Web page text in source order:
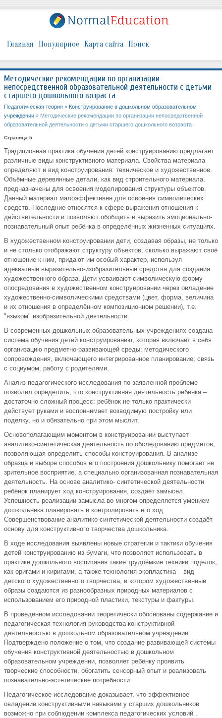
Главная Популярное Карта сайта Поиск
Методические рекомендации по организации
непосредственной образовательной деятельности с детьми
старшего дошкольного возраста
Педагогическая теория » Конструирование в дошкольном образовательном
учреждении » Методические рекомендации по организации непосредственной
образовательной деятельности с детьми старшего дошкольного возраста
Страница 5
Традиционная практика обучения детей конструированию предлагает
различные виды конструктивного материала. Свойства материала
определяют и вид конструирования: техническое и художественное.
Объёмные деревянные детали, как вид строительного материала,
предназначены для освоения моделирования структуры объектов.
Данный материал малоэффективен для освоения символических
средств. Последние относятся к сфере выражения отношения к
действительности и позволяют обобщить и выразить эмоционально-
познавательный опыт ребёнка в определённых жизненных ситуациях.
В художественном конструировании дети, создавая образы, не только
и не столько отображают структуру объектов, сколько выражают своё
отношение к ним, придают им особый характер, используя
адекватные выразительно-изобразительные средства для создания
художественного образа. Дети усваивают символическую форму
опосредования в художественном конструировании через овладение
художественно-символическими средствами (цвет, форма, величина
и их отношения в определённом композиционном решении), т.е.
"языком" изобразительной деятельности.
В современных дошкольных образовательных учреждениях создана
система обучения детей конструированию, которая включает в себя
организацию предметно-развивающей среды; методического
сопровождения, включающего интегрированное планирование; связь
с социумом; работу с родителями.
Анализ педагогического исследования по заявленной проблеме
позволил определить, что конструктивная деятельность ребёнка –
достаточно сложный процесс: ребёнок не только практически
действует руками и воспринимает возводимую постройку или
поделку, но и обязательно при этом мыслит.
Основополагающим моментом в конструировании выступает
аналитико-синтетическая деятельность по обследованию предметов,
позволяющая определить способы конструирования. В анализе
образца и выборе способов его построения дошкольнику помогает не
зрительное восприятие, а специально организованная познавательная
деятельность. На основе аналитико- синтетической деятельности
ребёнок планирует ход конструирования, создаёт замысел.
Успешность реализации замысла во многом определяется умением
дошкольника планировать и контролировать его ход.
Совершенствование аналитико-синтетической деятельности создаёт
основу для конструктивного творчества дошкольника.
В ходе исследования выявлены новые стратегии и тактики обучения
детей конструированию из бумаги, что позволяет использовать в
практике дошкольного воспитания такие трудоёмкие техники поделок,
как оригами и киригами, а также технология экопластика – вид
детского художественного творчества, в котором художественные
образы создаются из разнообразных природных материалов с
использованием его природной пластики, текстуры и фактуры.
В проведённом исследовании теоретически обоснованы содержание и
педагогическая технология руководства конструктивной
деятельностью в дошкольном образовательном учреждении.
Подтверждено положение о том, что создание развивающей системы
обучения конструктивной деятельностью в дошкольном
образовательном учреждении, позволяет ребёнку проявить
творческие способности, обогатить сенсорный опыт и реализовать
познавательно-эстетические потребности.
Педагогическое исследование доказывает, что эффективное
овладение конструктивными навыками у старших дошкольников
возможно при соблюдении комплекса педагогических условий .